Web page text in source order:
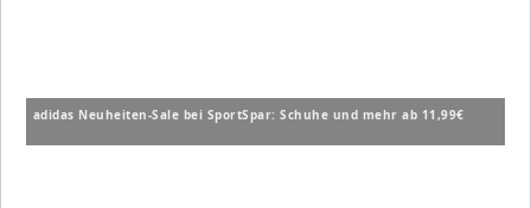
adidas Neuheiten-Sale bei SportSpar: Schuhe und mehr ab 11,99€